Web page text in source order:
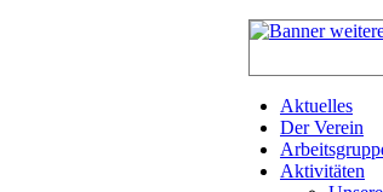
Aktuelles
Der Verein
Aktivitäten